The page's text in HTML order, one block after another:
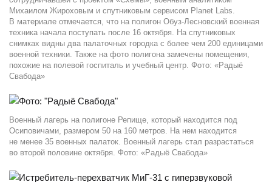
Михаилом Жироховым и спутниковым сервисом Planet Labs.
В материале отмечается, что на полигон Обуз-Лесновский военная
техника начала поступать после 16 октября. На спутниковых
снимках видны два палаточных городка с более чем 200 единицами
военной техники. Также на фото полигона замечены помещения,
похожие на полевой госпиталь и учебный центр. Фото: «Радыё
Свабода»
Военный лагерь на полигоне Репище, который находится под
Осиповичами, размером 50 на 160 метров. На нем находится
не менее 35 военных палаток. Военный лагерь стал разрастаться
во второй половине октября. Фото: «Радыё Свабода»